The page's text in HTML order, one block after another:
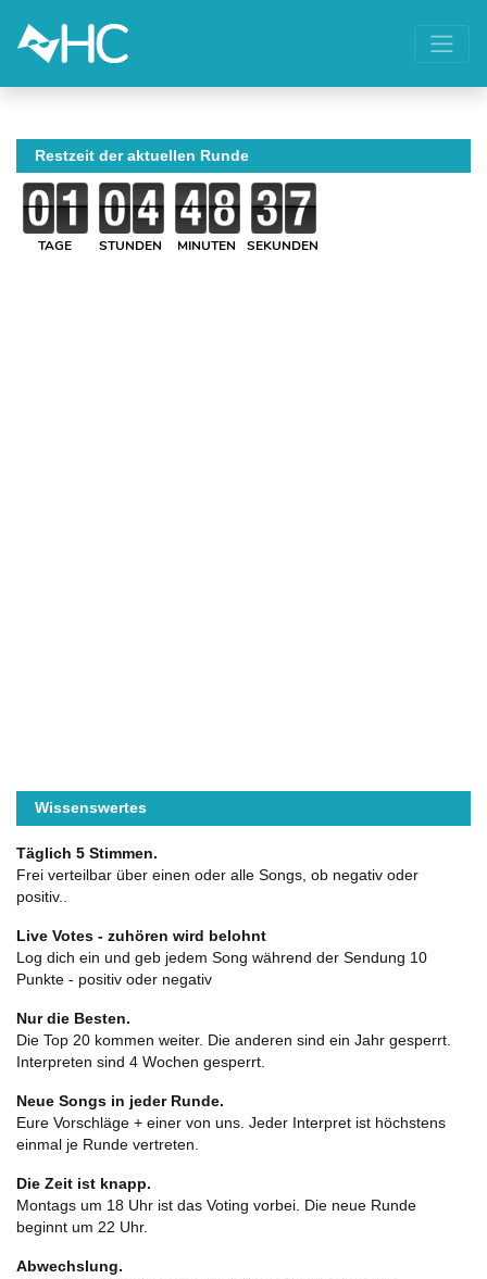
Restzeit der aktuellen Runde
TAGE STUNDEN MINUTEN SEKUNDEN
Wissenswertes
Täglich 5 Stimmen.
Frei verteilbar über einen oder alle Songs, ob negativ oder
positiv..
Live Votes - zuhören wird belohnt
Log dich ein und geb jedem Song während der Sendung 10
Punkte - positiv oder negativ
Nur die Besten.
Die Top 20 kommen weiter. Die anderen sind ein Jahr gesperrt.
Interpreten sind 4 Wochen gesperrt.
Neue Songs in jeder Runde.
Eure Vorschläge + einer von uns. Jeder Interpret ist höchstens
einmal je Runde vertreten.
Die Zeit ist knapp.
Montags um 18 Uhr ist das Voting vorbei. Die neue Runde
beginnt um 22 Uhr.
Abwechslung.